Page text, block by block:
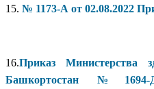
15. № 1173-А от 02.08.2022
16.Приказ Министерства
Башкортостан